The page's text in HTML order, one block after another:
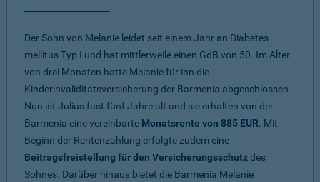
Der Sohn von Melanie leidet seit einem Jahr an Diabetes
mellitus Typ I und hat mittlerweile einen GdB von 50. Im Alter
von drei Monaten hatte Melanie für ihn die
Kinderinvaliditätsversicherung der Barmenia abgeschlossen.
Nun ist Julius fast fünf Jahre alt und sie erhalten von der
Barmenia eine vereinbarte Monatsrente von 885 EUR. Mit
Beginn der Rentenzahlung erfolgte zudem eine
Beitragsfreistellung für den Versicherungsschutzdes
Sohnes. Darüber hinaus bietet die Barmenia Melanie